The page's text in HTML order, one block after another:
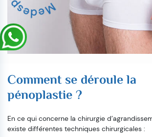
Comment se déroule la
pénoplastie ?
En ce qui concerne la chirurgie
existe différentes techniques chirurgicales :